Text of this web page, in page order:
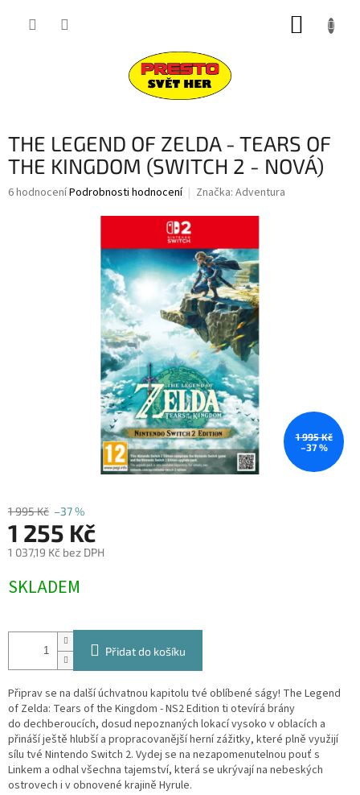
THE LEGEND OF ZELDA - TEARS OF
THE KINGDOM (SWITCH 2 - NOVÁ)
Průměrné
6 hodnoceníPodrobnosti hodnocení Značka: Adventura
1 995 Kč
–37 %
1 995 Kč –37 %
1 255 Kč
1 037,19 Kč bez DPH
cena:
SKLADEM
Přidat do košíku
Připrav se na další úchvatnou kapitolu tvé oblíbené ságy! The Legend
of Zelda: Tears of the Kingdom - NS2 Edition ti otevírá brány
do dechberoucích, dosud nepoznaných lokací vysoko v oblacích a
přináší ještě hlubší a propracovanější herní zážitky, které plně využijí
sílu tvé Nintendo Switch 2. Vydej se na nezapomenutelnou pouť s
Linkem a odhal všechna tajemství, která se ukrývají na nebeských
ostrovech i v obnovené krajině Hyrule.